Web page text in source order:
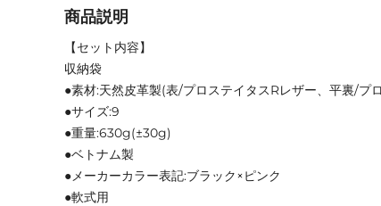
商品説明
【セット内容】
収納袋
●素材:天然皮革製(表/プロステイタスRレザー、平裏/プ
●サイズ:9
●重量:630g(±30g)
●ベトナム製
●メーカーカラー表記:ブラック×ピンク
●軟式用